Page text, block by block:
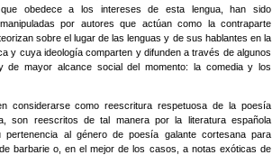
que obedece a los intereses de esta lengua, han sido
por autores que actúan como la contraparte
sobre el lugar de las lenguas y de sus hablantes en la
y cuya ideología comparten y difunden a través de algunos
de mayor alcance social del momento: la comedia y los
considerarse como reescritura respetuosa de la poesía
son reescritos de tal manera por la literatura española
al género de poesía galante cortesana para
barbarie o, en el mejor de los casos, a notas exóticas de